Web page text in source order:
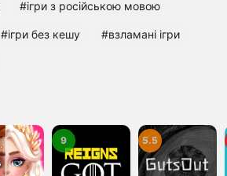
#ігри з російською мовою
#ігри без кешу #взламані ігри
9 5.5